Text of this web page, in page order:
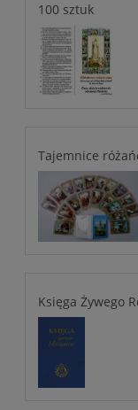
100 sztuk
Tajemnice
Księga Żywego